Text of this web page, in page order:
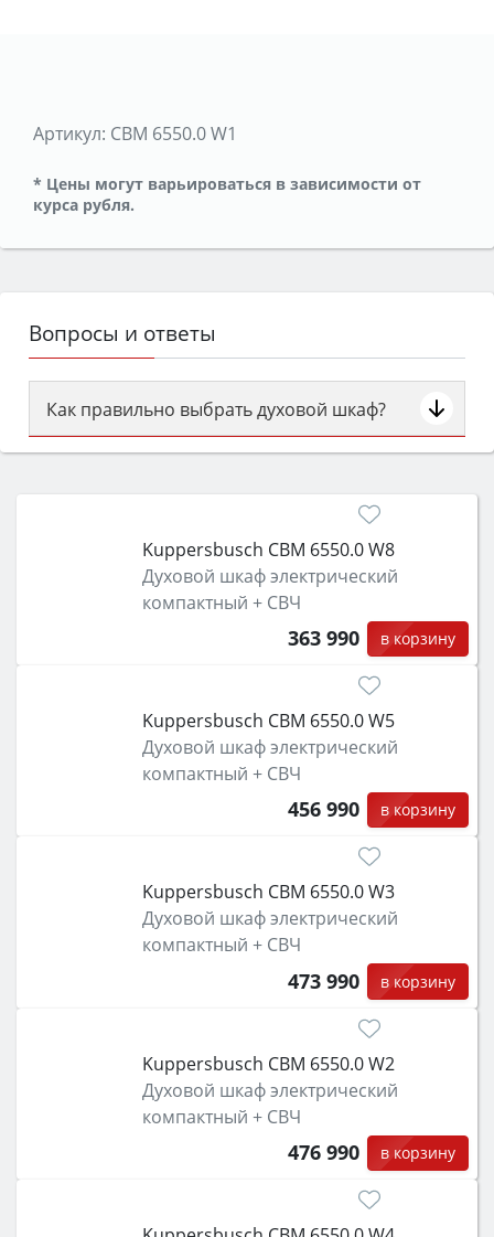
Артикул: CBM 6550.0 W1
* Цены могут варьироваться в зависимости от
курса рубля.
Вопросы и ответы
Как правильно выбрать духовой шкаф?
Сначала определитесь с типом (газовый или
затем смотрите на объём 50–70 л для семьи,
функции (конвекция, гриль, самоочистка,
защита от детей).
Kuppersbusch CBM 6550.0 W8
Духовой шкаф электрический
компактный + СВЧ
363 990 в корзину
Kuppersbusch CBM 6550.0 W5
Духовой шкаф электрический
компактный + СВЧ
456 990 в корзину
Kuppersbusch CBM 6550.0 W3
Духовой шкаф электрический
компактный + СВЧ
473 990 в корзину
Kuppersbusch CBM 6550.0 W2
Духовой шкаф электрический
компактный + СВЧ
476 990 в корзину